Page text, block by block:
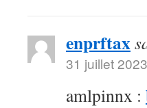
enprftax
31 juillet
amlpinnx :